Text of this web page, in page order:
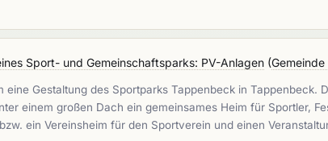
Sport- und Gemeinschaftsparks: PV-Anlagen (
Gestaltung des Sportparks Tappenbeck in
einem großen Dach ein gemeinsames Heim für Sportler,
ein Vereinsheim für den Sportverein und einen